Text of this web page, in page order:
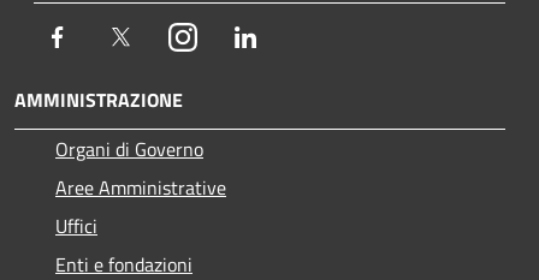
Facebook TwitterInstagram
AMMINISTRAZIONE
Organi di Governo
Aree Amministrative
Uffici
Enti e fondazioni